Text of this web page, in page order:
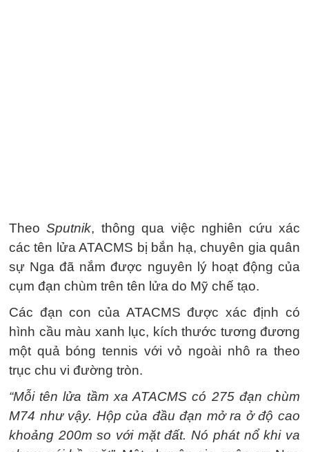
TheoSputnik, thông qua việc nghiên cứu xác
các tên lửa ATACMS bị bắn hạ, chuyên gia quân
sự Nga đã nắm được nguyên lý hoạt động của
cụm đạn chùm trên tên lửa do Mỹ chế tạo.
Các đạn con của ATACMS được xác định có
hình cầu màu xanh lục, kích thước tương đương
một quả bóng tennis với vỏ ngoài nhô ra theo
trục chu vi đường tròn.
“Mỗi tên lửa tầm xa ATACMS có 275 đạn chùm
M74 như vậy. Hộp của đầu đạn mở ra ở độ cao
khoảng 200m so với mặt đất. Nó phát nổ khi va